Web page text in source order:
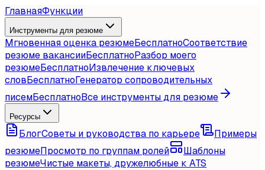
ГлавнаяФункции
Инструменты для резюме
Мгновенная оценка резюмеБесплатноСоответствие
резюме вакансииБесплатноРазбор моего
резюмеБесплатноИзвлечение ключевых
словБесплатноГенератор сопроводительных
писемБесплатноВсе инструменты для резюме
Ресурсы
БлогСоветы и руководства по карьере
Примеры
резюмеПросмотр по группам ролей
Шаблоны
резюмеЧистые макеты, дружелюбные к ATS